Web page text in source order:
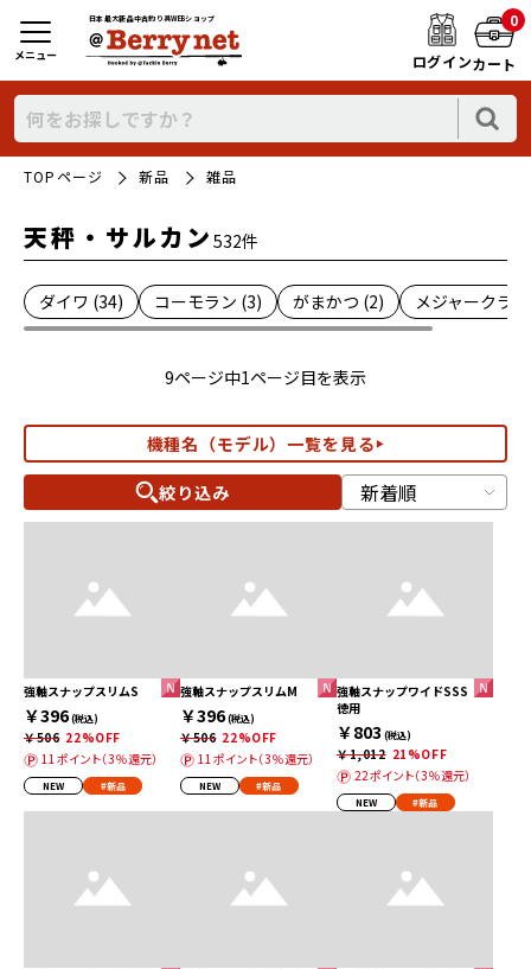
日本最大新品中古釣り具WEBショップ
ログイン
0
カート
メニュー
TOPページ 新品 雑品
天秤・サルカン 532件
ダイワ (34) コーモラン (3) がまかつ (2) メジャークラ
9ページ中1ページ目を表示
機種名（モデル）一覧を見る
絞り込み
強軸スナップスリムS
￥396(税込)
￥506 22%OFF
11ポイント（3％還元）
NEW #新品
強軸スナップスリムM
￥396(税込)
￥506 22%OFF
11ポイント（3％還元）
NEW #新品
強軸スナップワイドSSS
徳用
￥803 (税込)
￥1,012 21%OFF
22ポイント（3％還元）
NEW #新品